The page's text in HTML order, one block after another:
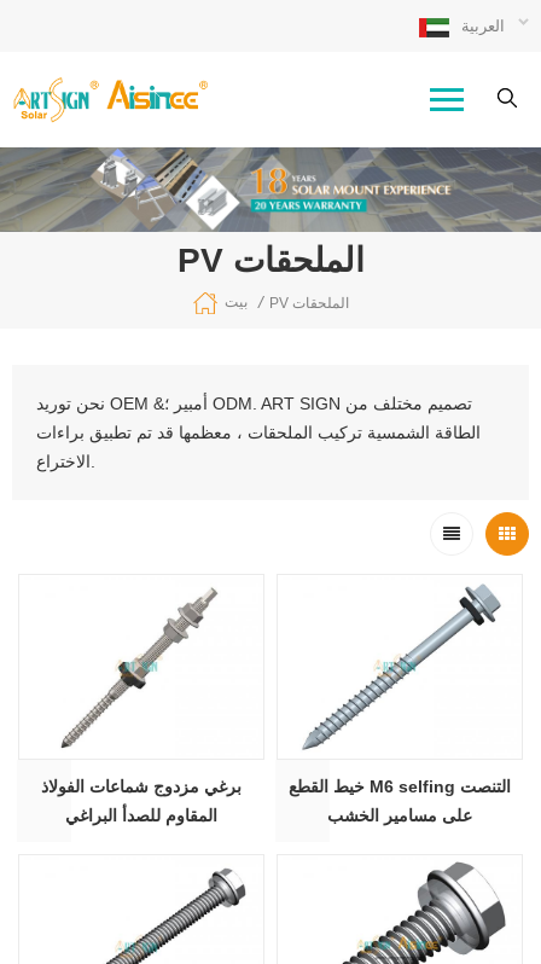
العربية
PV الملحقات
بيت / PV الملحقات
نحن توريد OEM &أمبير ؛ ODM. ART SIGN تصميم مختلف من
الطاقة الشمسية تركيب الملحقات ، معظمها قد تم تطبيق براءات
الاختراع.
برغي مزدوج شماعات الفولاذ
المقاوم للصدأ البراغي
خيط القطع M6 selfing التنصت
على مسامير الخشب